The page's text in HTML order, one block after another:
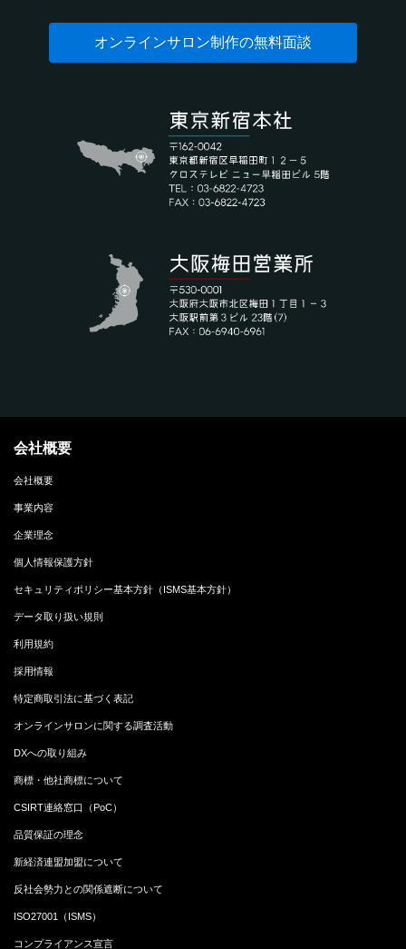
オンラインサロン制作の無料面談
会社概要
会社概要
事業内容
企業理念
個人情報保護方針
セキュリティポリシー基本方針（ISMS基本方針）
データ取り扱い規則
利用規約
採用情報
特定商取引法に基づく表記
オンラインサロンに関する調査活動
DXへの取り組み
商標・他社商標について
CSIRT連絡窓口（PoC）
品質保証の理念
新経済連盟加盟について
反社会勢力との関係遮断について
ISO27001（ISMS）
コンプライアンス宣言